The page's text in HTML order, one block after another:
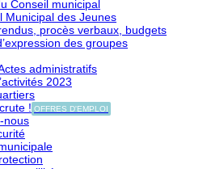
Conseil municipal
Municipal des Jeunes
procès verbaux, budgets
des groupes
administratifs
2023
! OFFRES D'EMPLOI
nous